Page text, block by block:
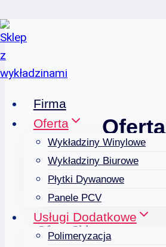
Przejdź
do
treści
Firma
Oferta
Wykładziny Winylowe
Wykładziny Biurowe
Płytki Dywanowe
Panele PCV
Usługi Dodatkowe
Polimeryzacja
Oferta
Oferta Sklepu